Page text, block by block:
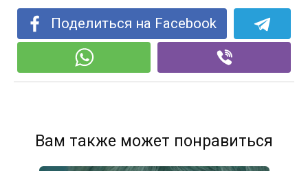
Поделиться на Facebook
Вам также может понравиться